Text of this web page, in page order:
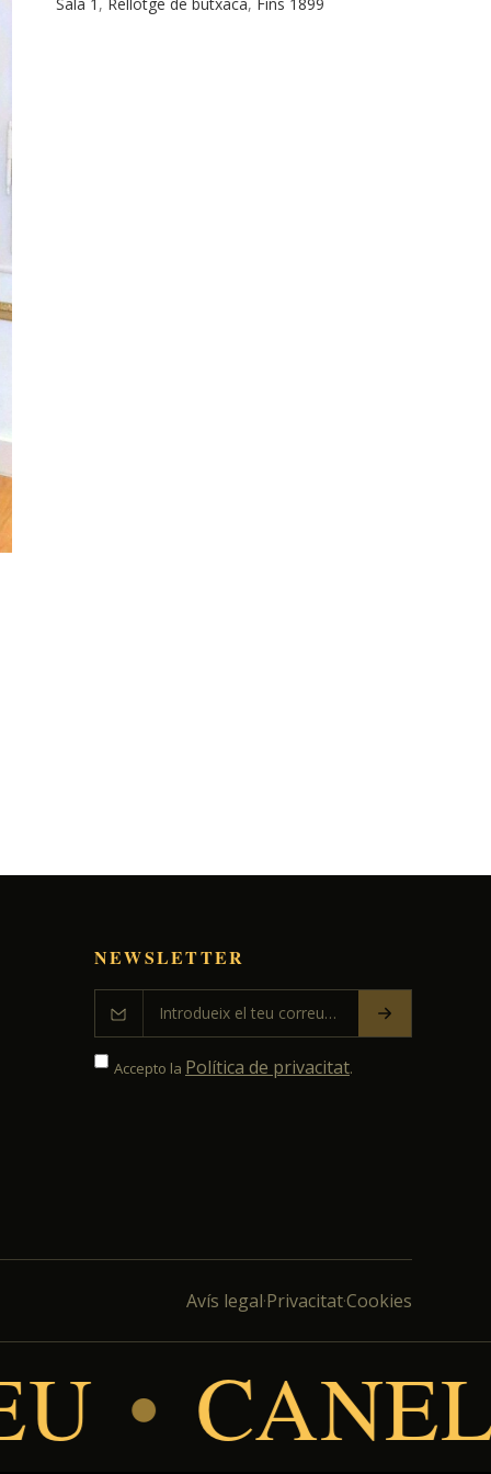
NEWSLETTER
Accepto la Política de privacitat.
Avís legal·Privacitat·Cookies
CANELL•